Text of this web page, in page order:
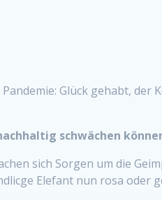
Glück gehabt, der
schwächen
sich Sorgen um die
Elefant nun rosa oder